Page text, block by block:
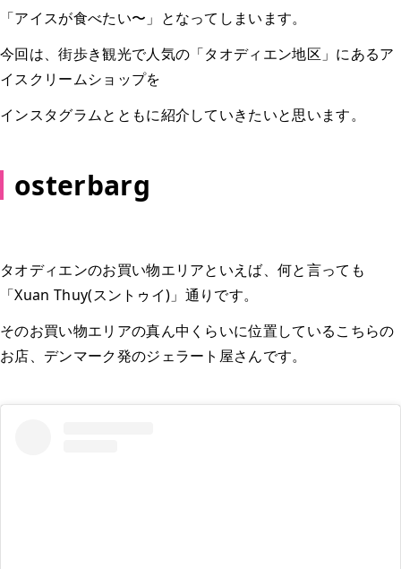
「アイスが食べたい〜」となってしまいます。
今回は、街歩き観光で人気の「タオディエン地区」にあるア
イスクリームショップを
インスタグラムとともに紹介していきたいと思います。
osterbarg
タオディエンのお買い物エリアといえば、何と言っても
「Xuan Thuy(スントゥイ)」通りです。
そのお買い物エリアの真ん中くらいに位置しているこちらの
お店、デンマーク発のジェラート屋さんです。